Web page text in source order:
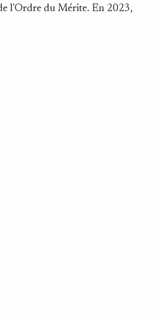
l'Ordre du Mérite. En 2023,